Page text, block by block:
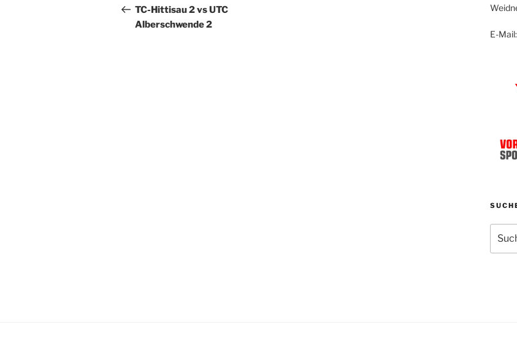
Beitrag
TC-Hittisau 2 vs UTC
Alberschwende 2
E-
nach: